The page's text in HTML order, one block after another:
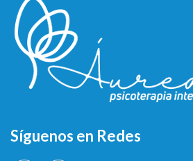
Síguenos en Redes